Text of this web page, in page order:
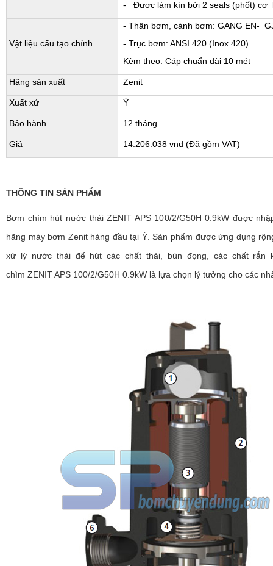
- Được làm kín bởi 2 seals (phốt) cơ
Vật liệu cấu tạo chính
- Thân bơm, cánh bơm: GANG EN-
- Trục bơm: ANSI 420 (Inox 420)
Kèm theo: Cáp chuẩn dài 10 mét
Hãng sản xuất Zenit
Xuất xứ Ý
Bảo hành 12 tháng
Giá 14.206.038 vnd (Đã gồm VAT)
THÔNG TIN SẢN PHẨM
Bơm chìm hút nước thải ZENIT APS 100/2/G50H 0.9kW được
hãng máy bơm Zenit hàng đầu tại Ý. Sản phẩm được ứng dụng
xử lý nước thải để hút các chất thải, bùn đọng, các chất rắn
chìm ZENIT APS 100/2/G50H 0.9kW là lựa chọn lý tưởng cho các